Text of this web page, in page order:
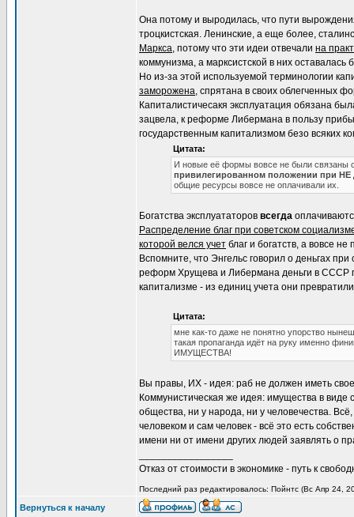
Она потому и выродилась, что пути
троцкистская. Ленинские, а еще более,
Маркса, потому что эти идеи отвечали на
коммунизма, а марксистской в них
Но из-за этой используемой терминологии
заморожена, спрятана в своих облегченных
Капиталистичесакя эксплуатация обязана
зацвела, к реформе Либермана в пользу
государственным капитализмом безо всяких
Цитата:
И новые её формы вовсе не были
привилегированном положении при
общие ресурсы вовсе не оплачивали их.
Богатства эксплуататоров всегда
Распределение благ при советском
которой велся учет благ и богатств, а вовсе
Вспомните, что Энгельс говорил о деньгах
реформ Хрущева и Либермана деньги в СССР
капитализме - из единиц учета они
Цитата:
мне как-то даже не понятно упорство
такая пропаганда идёт на руку именно
ИМУЩЕСТВА!
Вы правы, ИХ - идея: раб не должен иметь
Коммунистическая же идея: имущества в виде
общества, ни у народа, ни у человечества.
человеком и сам человек - всё это есть
имени ни от имени других людей заявлять о
Отказ от стоимости в экономике - путь к
Последний раз редактировалось: Пойнтс (Вс Апр 24,
Вернуться к началу